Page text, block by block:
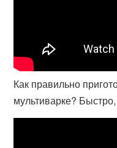
Как правильно
мультиварке?